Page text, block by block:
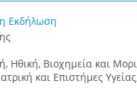
Εκδήλωση
Ηθική, Βιοχημεία και
και Επιστήμες